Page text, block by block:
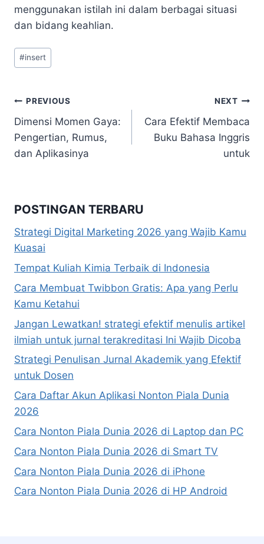
menggunakan istilah ini dalam berbagai situasi
dan bidang keahlian.
Post
Tags:
#insert
Navigasi
pos
PREVIOUS
Dimensi Momen Gaya:
Pengertian, Rumus,
dan Aplikasinya
NEXT
Cara Efektif Membaca
Buku Bahasa Inggris
untuk
POSTINGAN TERBARU
Strategi Digital Marketing 2026 yang Wajib Kamu
Kuasai
Tempat Kuliah Kimia Terbaik di Indonesia
Cara Membuat Twibbon Gratis: Apa yang Perlu
Kamu Ketahui
Jangan Lewatkan! strategi efektif menulis artikel
ilmiah untuk jurnal terakreditasi Ini Wajib Dicoba
Strategi Penulisan Jurnal Akademik yang Efektif
untuk Dosen
Cara Daftar Akun Aplikasi Nonton Piala Dunia
2026
Cara Nonton Piala Dunia 2026 di Laptop dan PC
Cara Nonton Piala Dunia 2026 di Smart TV
Cara Nonton Piala Dunia 2026 di iPhone
Cara Nonton Piala Dunia 2026 di HP Android